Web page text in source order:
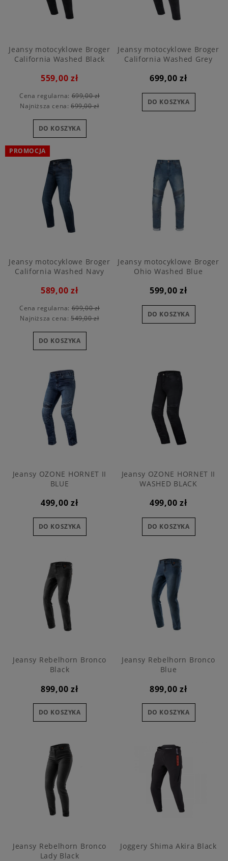
Jeansy motocyklowe Broger
California Washed Black
559,00 zł
Cena regularna:699,00 zł
Najniższa cena:699,00 zł
DO KOSZYKA
Jeansy motocyklowe Broger
California Washed Grey
699,00 zł
DO KOSZYKA
Jeansy motocyklowe Broger
California Washed Navy
589,00 zł
Cena regularna:699,00 zł
Najniższa cena:549,00 zł
DO KOSZYKA
PROMOCJA
Jeansy motocyklowe Broger
Ohio Washed Blue
599,00 zł
DO KOSZYKA
Jeansy OZONE HORNET II
BLUE
499,00 zł
DO KOSZYKA
Jeansy OZONE HORNET II
WASHED BLACK
499,00 zł
DO KOSZYKA
Jeansy Rebelhorn Bronco
Black
899,00 zł
DO KOSZYKA
Jeansy Rebelhorn Bronco
Blue
899,00 zł
DO KOSZYKA
Jeansy Rebelhorn Bronco
Lady Black
Joggery Shima Akira Black